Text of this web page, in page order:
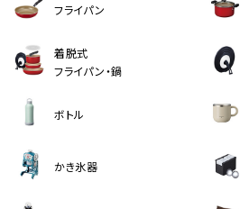
フライパン
着脱式
フライパン・鍋
ボトル
かき氷器